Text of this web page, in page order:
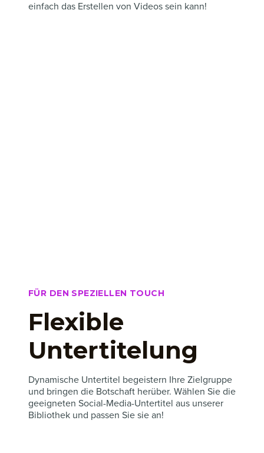
einfach das Erstellen von Videos sein kann!
FÜR DEN SPEZIELLEN TOUCH
Flexible
Untertitelung
Dynamische Untertitel begeistern Ihre Zielgruppe
und bringen die Botschaft herüber. Wählen Sie die
geeigneten Social-Media-Untertitel aus unserer
Bibliothek und passen Sie sie an!